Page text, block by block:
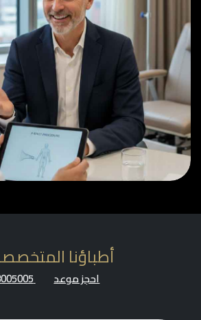
أطباؤنا المتخصصون
احجز موعد 8005005